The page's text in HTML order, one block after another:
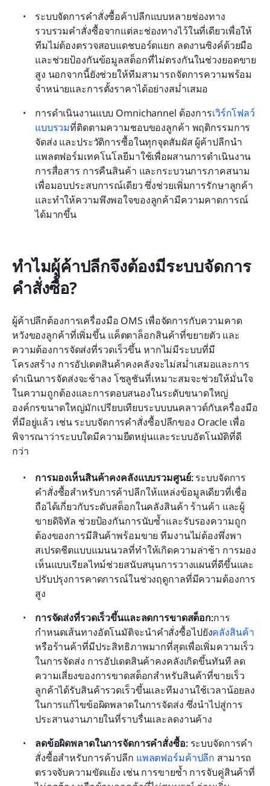
ระบบจัดการคำสั่งซื้อค้าปลีกแบบหลายช่องทาง
รวบรวมคำสั่งซื้อจากแต่ละช่องทางไว้ในที่เดียวเพื่อให้
ทีมไม่ต้องตรวจสอบแดชบอร์ดแยก ลดงานซิงค์ด้วยมือ
และช่วยป้องกันข้อมูลสต็อกที่ไม่ตรงกันในช่วงยอดขาย
สูง นอกจากนี้ยังช่วยให้ทีมสามารถจัดการความพร้อม
จำหน่ายและการตั้งราคาได้อย่างสม่ำเสมอ
การดำเนินงานแบบ Omnichannel ต้องการเวิร์กโฟลว์
แบบรวมที่ติดตามความชอบของลูกค้า พฤติกรรมการ
จัดส่ง และประวัติการซื้อในทุกจุดสัมผัส ผู้ค้าปลีกนำ
แพลตฟอร์มเทคโนโลยีมาใช้เพื่อผสานการดำเนินงาน
การสื่อสาร การคืนสินค้า และกระบวนการภาคสนาม
เพื่อมอบประสบการณ์เดียว ซึ่งช่วยเพิ่มการรักษาลูกค้า
และทำให้ความพึงพอใจของลูกค้ามีความคาดการณ์
ได้มากขึ้น
ทำไมผู้ค้าปลีกจึงต้องมีระบบจัดการ
คำสั่งซื้อ?
ผู้ค้าปลีกต้องการเครื่องมือ OMS เพื่อจัดการกับความคาด
หวังของลูกค้าที่เพิ่มขึ้น แค็ตตาล็อกสินค้าที่ขยายตัว และ
ความต้องการจัดส่งที่รวดเร็วขึ้น หากไม่มีระบบที่มี
โครงสร้าง การอัปเดตสินค้าคงคลังจะไม่สม่ำเสมอและการ
ดำเนินการจัดส่งจะช้าลง โซลูชันที่เหมาะสมจะช่วยให้มั่นใจ
ในความถูกต้องและการตอบสนองในระดับขนาดใหญ่
องค์กรขนาดใหญ่มักเปรียบเทียบระบบบนคลาวด์กับเครื่องมือ
ที่มีอยู่แล้ว เช่น ระบบจัดการคำสั่งซื้อปลีกของ Oracle เพื่อ
พิจารณาว่าระบบใดมีความยืดหยุ่นและระบบอัตโนมัติที่ดี
กว่า
การมองเห็นสินค้าคงคลังแบบรวมศูนย์: ระบบจัดการ
คำสั่งซื้อสำหรับการค้าปลีกให้แหล่งข้อมูลเดียวที่เชื่อ
ถือได้เกี่ยวกับระดับสต็อกในคลังสินค้า ร้านค้า และผู้
ขายดิจิทัล ช่วยป้องกันการนับซ้ำและรับรองความถูก
ต้องของการมีสินค้าพร้อมขาย ทีมงานไม่ต้องพึ่งพา
สเปรดชีตแบบแมนนวลที่ทำให้เกิดความล่าช้า การมอง
เห็นแบบเรียลไทม์ช่วยสนับสนุนการวางแผนที่ดีขึ้นและ
ปรับปรุงการคาดการณ์ในช่วงฤดูกาลที่มีความต้องการ
สูง
การจัดส่งที่รวดเร็วขึ้นและลดการขาดสต็อก:การ
กำหนดเส้นทางอัตโนมัติจะนำคำสั่งซื้อไปยังคลังสินค้า
หรือร้านค้าที่มีประสิทธิภาพมากที่สุดเพื่อเพิ่มความเร็ว
ในการจัดส่ง การอัปเดตสินค้าคงคลังเกิดขึ้นทันที ลด
ความเสี่ยงของการขาดสต็อกสำหรับสินค้าที่ขายเร็ว
ลูกค้าได้รับสินค้ารวดเร็วขึ้นและทีมงานใช้เวลาน้อยลง
ในการแก้ไขข้อผิดพลาดในการจัดส่ง ซึ่งนำไปสู่การ
ประสานงานภายในที่ราบรื่นและลดงานค้าง
ลดข้อผิดพลาดในการจัดการคำสั่งซื้อ: ระบบจัดการคำ
สั่งซื้อสำหรับการค้าปลีก แพลตฟอร์มค้าปลีก สามารถ
ตรวจจับความขัดแย้ง เช่น การขายซ้ำ การจับคู่สินค้าที่